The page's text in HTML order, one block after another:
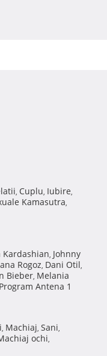
, Cuplu, Iubire,
Kamasutra,
Kardashian, Johnny
Rogoz, Dani Otil,
Bieber, Melania
Program Antena 1
, Machiaj, Sani,
ochi,